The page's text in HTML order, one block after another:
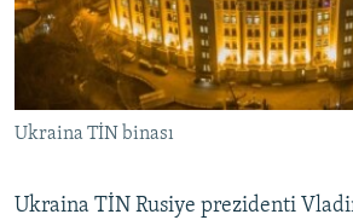
Русский
Українською
QOŞULIÑIZ!
Ukraina TİN binası
Ukraina TİN Rusiye prezidenti